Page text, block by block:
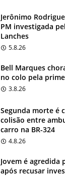
Jerônimo
PM investigada
Lanches
5.8.26
Bell Marques
no colo pela
3.8.26
Segunda morte é
colisão entre
carro na BR-324
4.8.26
Jovem é agredida
após recusar